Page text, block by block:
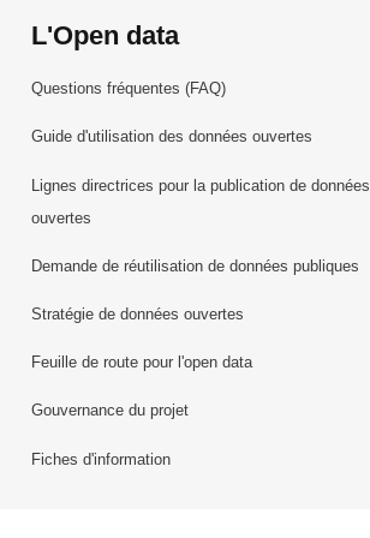
L'Open data
Questions fréquentes (FAQ)
Guide d'utilisation des données ouvertes
Lignes directrices pour la publication de données
ouvertes
Demande de réutilisation de données publiques
Stratégie de données ouvertes
Feuille de route pour l'open data
Gouvernance du projet
Fiches d'information